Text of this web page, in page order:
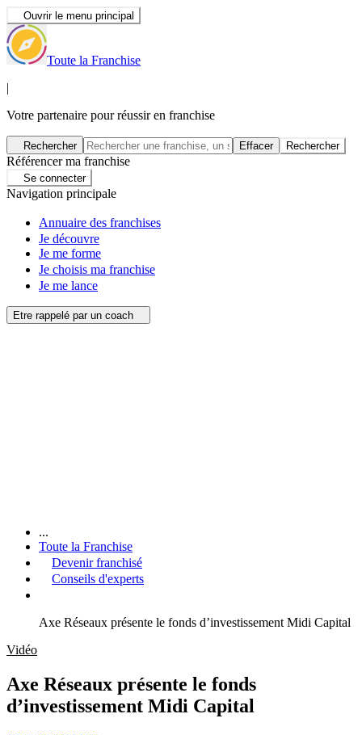
Ouvrir le menu principal
Toute la Franchise
|
Votre partenaire pour réussir en franchise
Rechercher Effacer Rechercher
Référencer ma franchise
Se connecter
Navigation principale
Annuaire des franchises
Je découvre
Je me forme
Je choisis ma franchise
Je me lance
Etre rappelé par un coach
...
Toute la Franchise
Devenir franchisé
Conseils d'experts
Axe Réseaux présente le fonds d’investissement Midi Capital
Vidéo
Axe Réseaux présente le fonds
d’investissement Midi Capital